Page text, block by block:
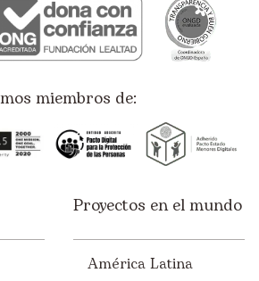
miembros de:
Proyectos en el mundo
América Latina